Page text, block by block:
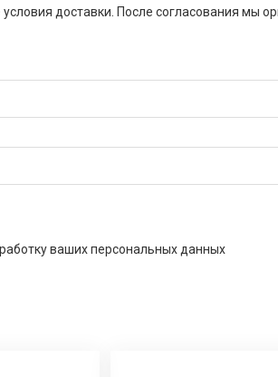
доставки. После согласования мы
ваших персональных данных